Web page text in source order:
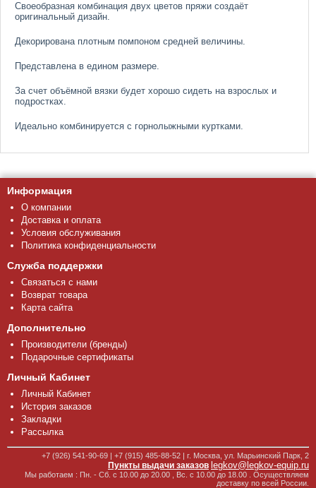
Своеобразная комбинация двух цветов пряжи создаёт
оригинальный дизайн.
Декорирована плотным помпоном средней величины.
Представлена в едином размере.
За счет объёмной вязки будет хорошо сидеть на взрослых и
подростках.
Идеально комбинируется с горнолыжными куртками.
Информация
О компании
Доставка и оплата
Условия обслуживания
Политика конфиденциальности
Служба поддержки
Связаться с нами
Возврат товара
Карта сайта
Дополнительно
Производители (бренды)
Подарочные сертификаты
Личный Кабинет
Личный Кабинет
История заказов
Закладки
Рассылка
+7 (926) 541-90-69 | +7 (915) 485-88-52 | г. Москва, ул. Марьинский Парк, 2
Пункты выдачи заказов legkov@legkov-equip.ru
Мы работаем : Пн. - Сб. с 10.00 до 20.00 , Вс. с 10.00 до 18.00 . Осуществляем
доставку по всей России.